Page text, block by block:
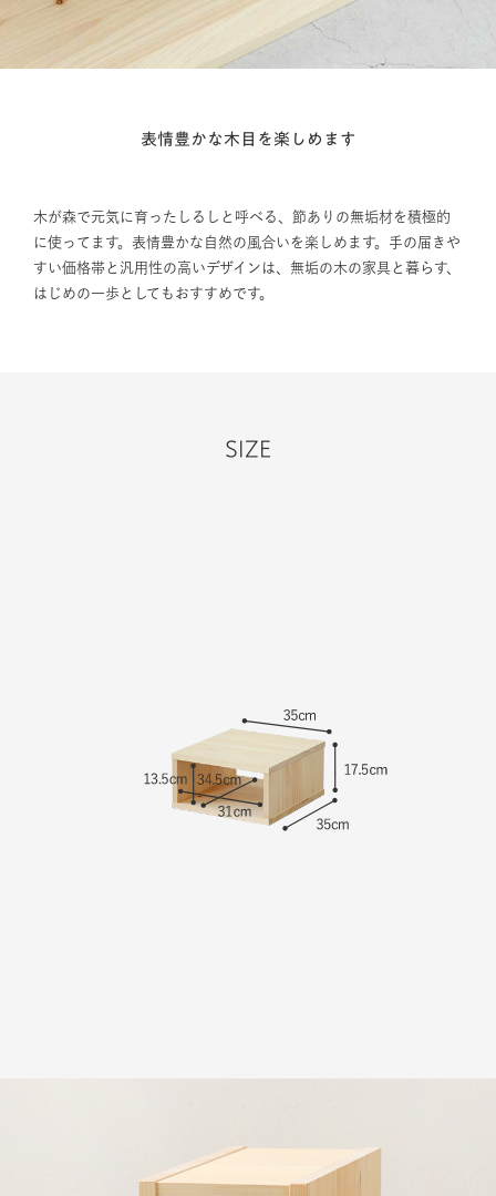
表情豊かな木目を楽しめます
木が森で元気に育ったしるしと呼べる、節ありの無垢材を積極的
に使ってます。表情豊かな自然の風合いを楽しめます。手の届きや
すい価格帯と汎用性の高いデザインは、無垢の木の家具と暮らす、
はじめの一歩としてもおすすめです。
SIZE